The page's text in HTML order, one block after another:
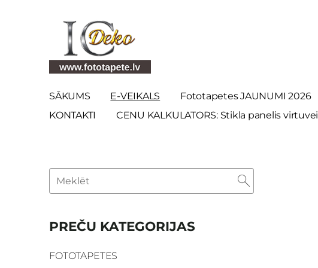
SĀKUMS E-VEIKALS Fototapetes JAUNUMI 2026
KONTAKTI
CENU KALKULATORS: Stikla panelis virtuvei
PREČU KATEGORIJAS
FOTOTAPETES